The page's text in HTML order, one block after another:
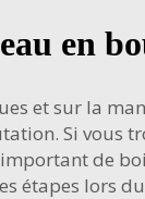
en
et sur la
Si vous
de
étapes lors